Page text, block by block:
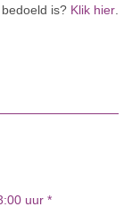
is? Klik hier.
uur *